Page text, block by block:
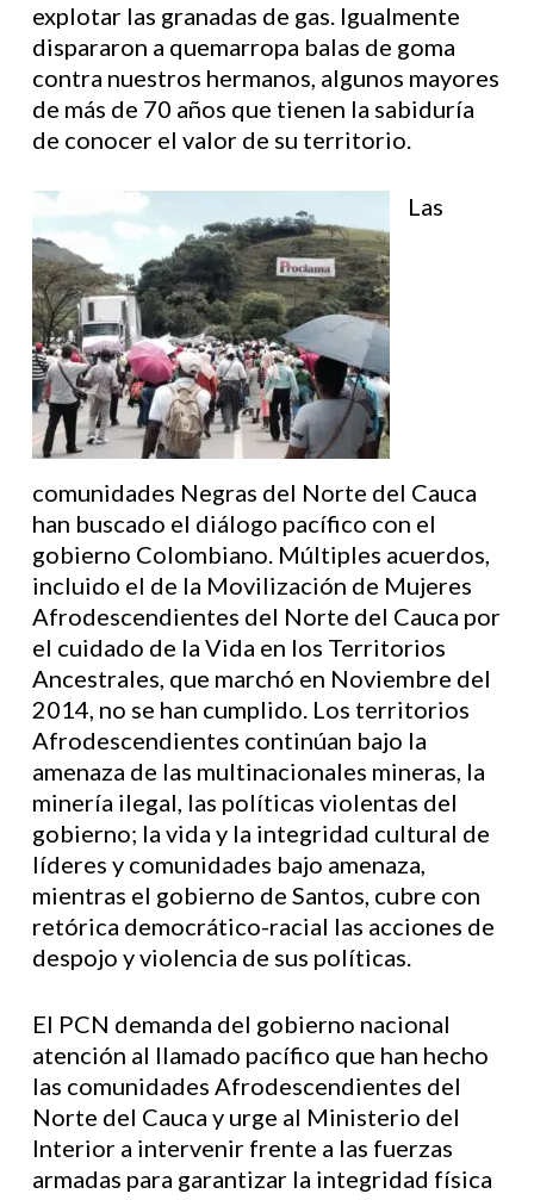
explotar las granadas de gas. Igualmente
dispararon a quemarropa balas de goma
contra nuestros hermanos, algunos mayores
de más de 70 años que tienen la sabiduría
de conocer el valor de su territorio.
Las
comunidades Negras del Norte del Cauca
han buscado el diálogo pacífico con el
gobierno Colombiano. Múltiples acuerdos,
incluido el de la Movilización de Mujeres
Afrodescendientes del Norte del Cauca por
el cuidado de la Vida en los Territorios
Ancestrales, que marchó en Noviembre del
2014, no se han cumplido. Los territorios
Afrodescendientes continúan bajo la
amenaza de las multinacionales mineras, la
minería ilegal, las políticas violentas del
gobierno; la vida y la integridad cultural de
líderes y comunidades bajo amenaza,
mientras el gobierno de Santos, cubre con
retórica democrático-racial las acciones de
despojo y violencia de sus políticas.
El PCN demanda del gobierno nacional
atención al llamado pacífico que han hecho
las comunidades Afrodescendientes del
Norte del Cauca y urge al Ministerio del
Interior a intervenir frente a las fuerzas
armadas para garantizar la integridad física